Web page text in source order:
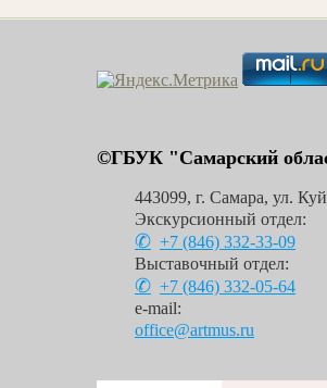
©ГБУК "Самарский
443099, г. Самара, ул.
Экскурсионный отдел:
+7 (846) 332-33-09
Выставочный отдел:
+7 (846) 332-05-64
e-mail:
office@artmus.ru